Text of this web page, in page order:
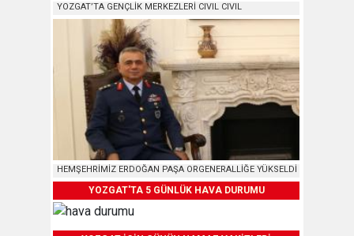
YOZGAT’TA GENÇLİK MERKEZLERİ CIVIL CIVIL
HEMŞEHRİMİZ ERDOĞAN PAŞA ORGENERALLİĞE YÜKSELDİ
YOZGAT'TA 5 GÜNLÜK HAVA DURUMU